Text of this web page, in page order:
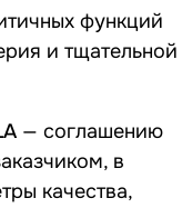
функций
и тщательной
— соглашению
в
качества,